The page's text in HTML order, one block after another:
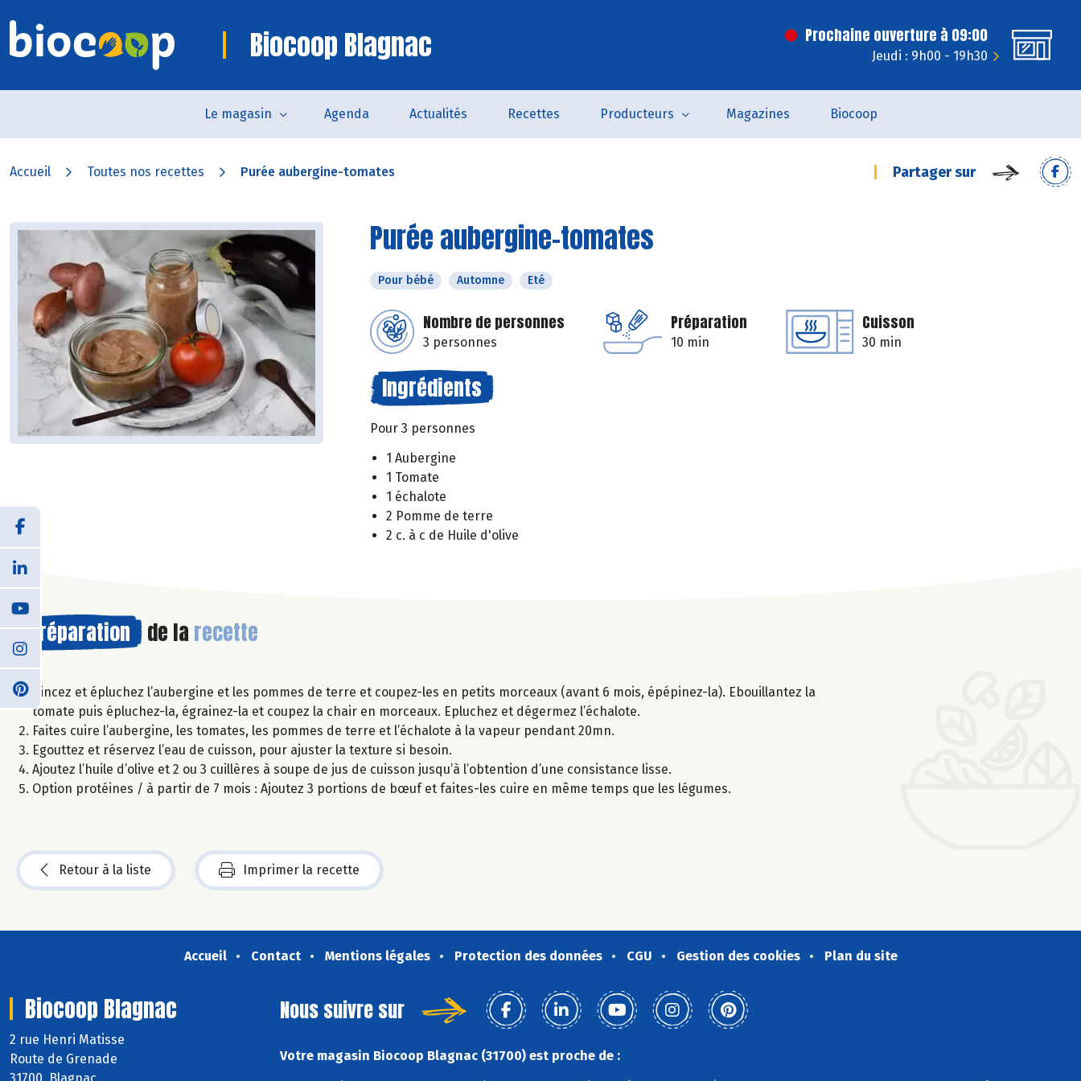
Biocoop Blagnac Prochaine ouverture à 09:00
Jeudi : 9h00 - 19h30
Le magasin Agenda Actualités Recettes Producteurs Magazines Biocoop
Accueil Toutes nos recettes Purée aubergine-tomates Partager sur
Purée aubergine-tomates
Pour bébé Automne Eté
Nombre de personnes
3 personnes
Préparation
10 min
Cuisson
30 min
Ingrédients
Pour 3 personnes
1 Aubergine
1 Tomate
1 échalote
2 Pomme de terre
2 c. à c de Huile d'olive
Préparation de la recette
Rincez et épluchez l’aubergine et les pommes de terre et coupez-les en petits morceaux (avant 6 mois, épépinez-la). Ebouillantez la
tomate puis épluchez-la, égrainez-la et coupez la chair en morceaux. Epluchez et dégermez l’échalote.
Faites cuire l’aubergine, les tomates, les pommes de terre et l’échalote à la vapeur pendant 20mn.
Egouttez et réservez l’eau de cuisson, pour ajuster la texture si besoin.
Ajoutez l’huile d’olive et 2 ou 3 cuillères à soupe de jus de cuisson jusqu’à l’obtention d’une consistance lisse.
Option protéines / à partir de 7 mois : Ajoutez 3 portions de bœuf et faites-les cuire en même temps que les légumes.
Retour à la liste Imprimer la recette
Accueil Contact Mentions légales Protection des données CGU Gestion des cookies Plan du site
Biocoop Blagnac
2 rue Henri Matisse
Route de Grenade
31700 Blagnac
Nous suivre sur
Votre magasin Biocoop Blagnac (31700) est proche de :